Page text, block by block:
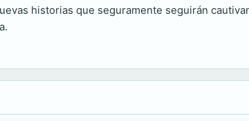
historias que seguramente seguirán